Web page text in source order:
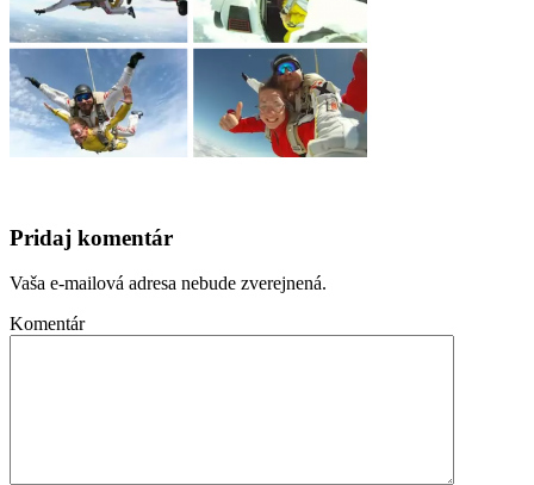
Pridaj komentár
Vaša e-mailová adresa nebude zverejnená.
Komentár